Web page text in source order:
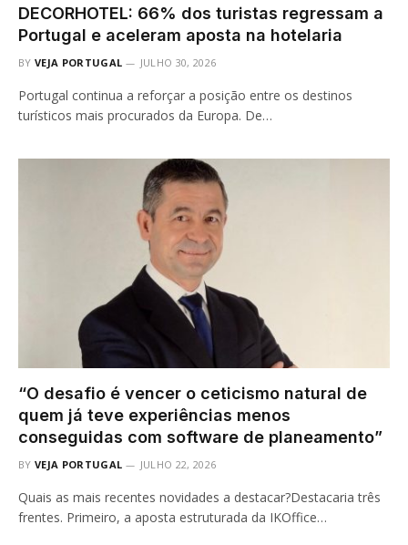
DECORHOTEL: 66% dos turistas regressam a
Portugal e aceleram aposta na hotelaria
BY VEJA PORTUGAL JULHO 30, 2026
Portugal continua a reforçar a posição entre os destinos
turísticos mais procurados da Europa. De…
“O desafio é vencer o ceticismo natural de
quem já teve experiências menos
conseguidas com software de planeamento”
BY VEJA PORTUGAL JULHO 22, 2026
Quais as mais recentes novidades a destacar?Destacaria três
frentes. Primeiro, a aposta estruturada da IKOffice…